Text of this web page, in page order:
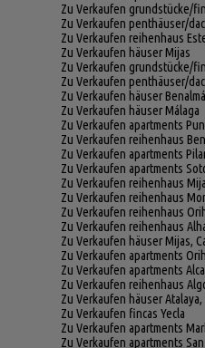
Zu Verkaufen grundstücke/
Zu Verkaufen penthäuser/
Zu Verkaufen reihenhaus
Zu Verkaufen häuser Mijas
Zu Verkaufen grundstücke/
Zu Verkaufen penthäuser/
Zu Verkaufen häuser
Zu Verkaufen häuser Málaga
Zu Verkaufen apartments
Zu Verkaufen reihenhaus
Zu Verkaufen apartments
Zu Verkaufen apartments
Zu Verkaufen reihenhaus
Zu Verkaufen reihenhaus
Zu Verkaufen reihenhaus
Zu Verkaufen reihenhaus
Zu Verkaufen häuser Mijas,
Zu Verkaufen apartments
Zu Verkaufen apartments
Zu Verkaufen reihenhaus
Zu Verkaufen häuser Atalaya,
Zu Verkaufen fincas Yecla
Zu Verkaufen apartments
Zu Verkaufen apartments